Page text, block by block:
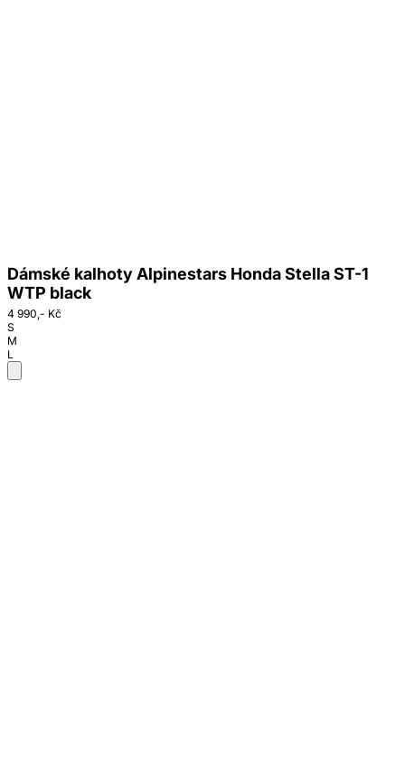
Dámské kalhoty Alpinestars Honda Stella ST-1
WTP black
4 990,- Kč
S
M
L